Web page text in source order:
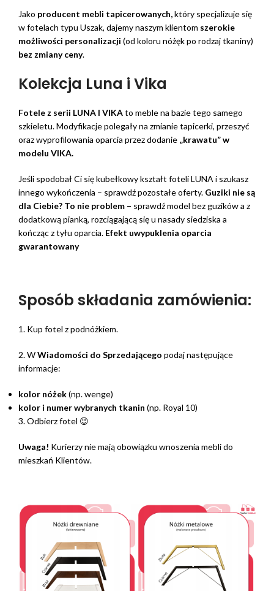
Jako producent mebli tapicerowanych,który specjalizuje się
w fotelach typu Uszak, dajemy naszym klientom szerokie
możliwości personalizacji (od koloru nóżęk po rodzaj tkaniny)
bez zmiany ceny.
Kolekcja Luna i Vika
Fotele z serii LUNA I VIKAto meble na bazie tego samego
szkieletu. Modyfikacje polegały na zmianie tapicerki, przeszyć
oraz wyprofilowania oparcia przez dodanie „krawatu” w
modelu VIKA.
Jeśli spodobał Ci się kubełkowy kształt foteli LUNA i szukasz
innego wykończenia – sprawdź pozostałe oferty. Guziki nie są
dla Ciebie? To nie problem – sprawdź model bez guzików a z
dodatkową pianką, rozciągającą się u nasady siedziska a
kończąc z tyłu oparcia. Efekt uwypuklenia oparcia
gwarantowany
Sposób składania zamówienia:
1. Kup fotel z podnóżkiem.
2. WWiadomości do Sprzedającego podaj następujące
informacje:
kolor nóżek(np. wenge)
kolor i numer wybranych tkanin (np. Royal 10)
3. Odbierz fotel 😉
Uwaga! Kurierzy nie mają obowiązku wnoszenia mebli do
mieszkań Klientów.